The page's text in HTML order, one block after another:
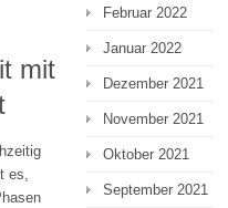
mit
es,
Februar 2022
Januar 2022
Dezember 2021
November 2021
Oktober 2021
September 2021